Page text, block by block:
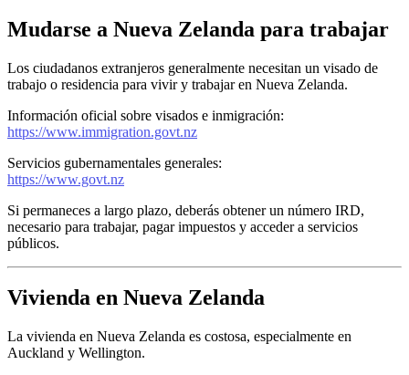
Mudarse a Nueva Zelanda para trabajar
Los ciudadanos extranjeros generalmente necesitan un visado de
trabajo o residencia para vivir y trabajar en Nueva Zelanda.
Información oficial sobre visados e inmigración:
https://www.immigration.govt.nz
Servicios gubernamentales generales:
https://www.govt.nz
Si permaneces a largo plazo, deberás obtener un número IRD,
necesario para trabajar, pagar impuestos y acceder a servicios
públicos.
Vivienda en Nueva Zelanda
La vivienda en Nueva Zelanda es costosa, especialmente en
Auckland y Wellington.